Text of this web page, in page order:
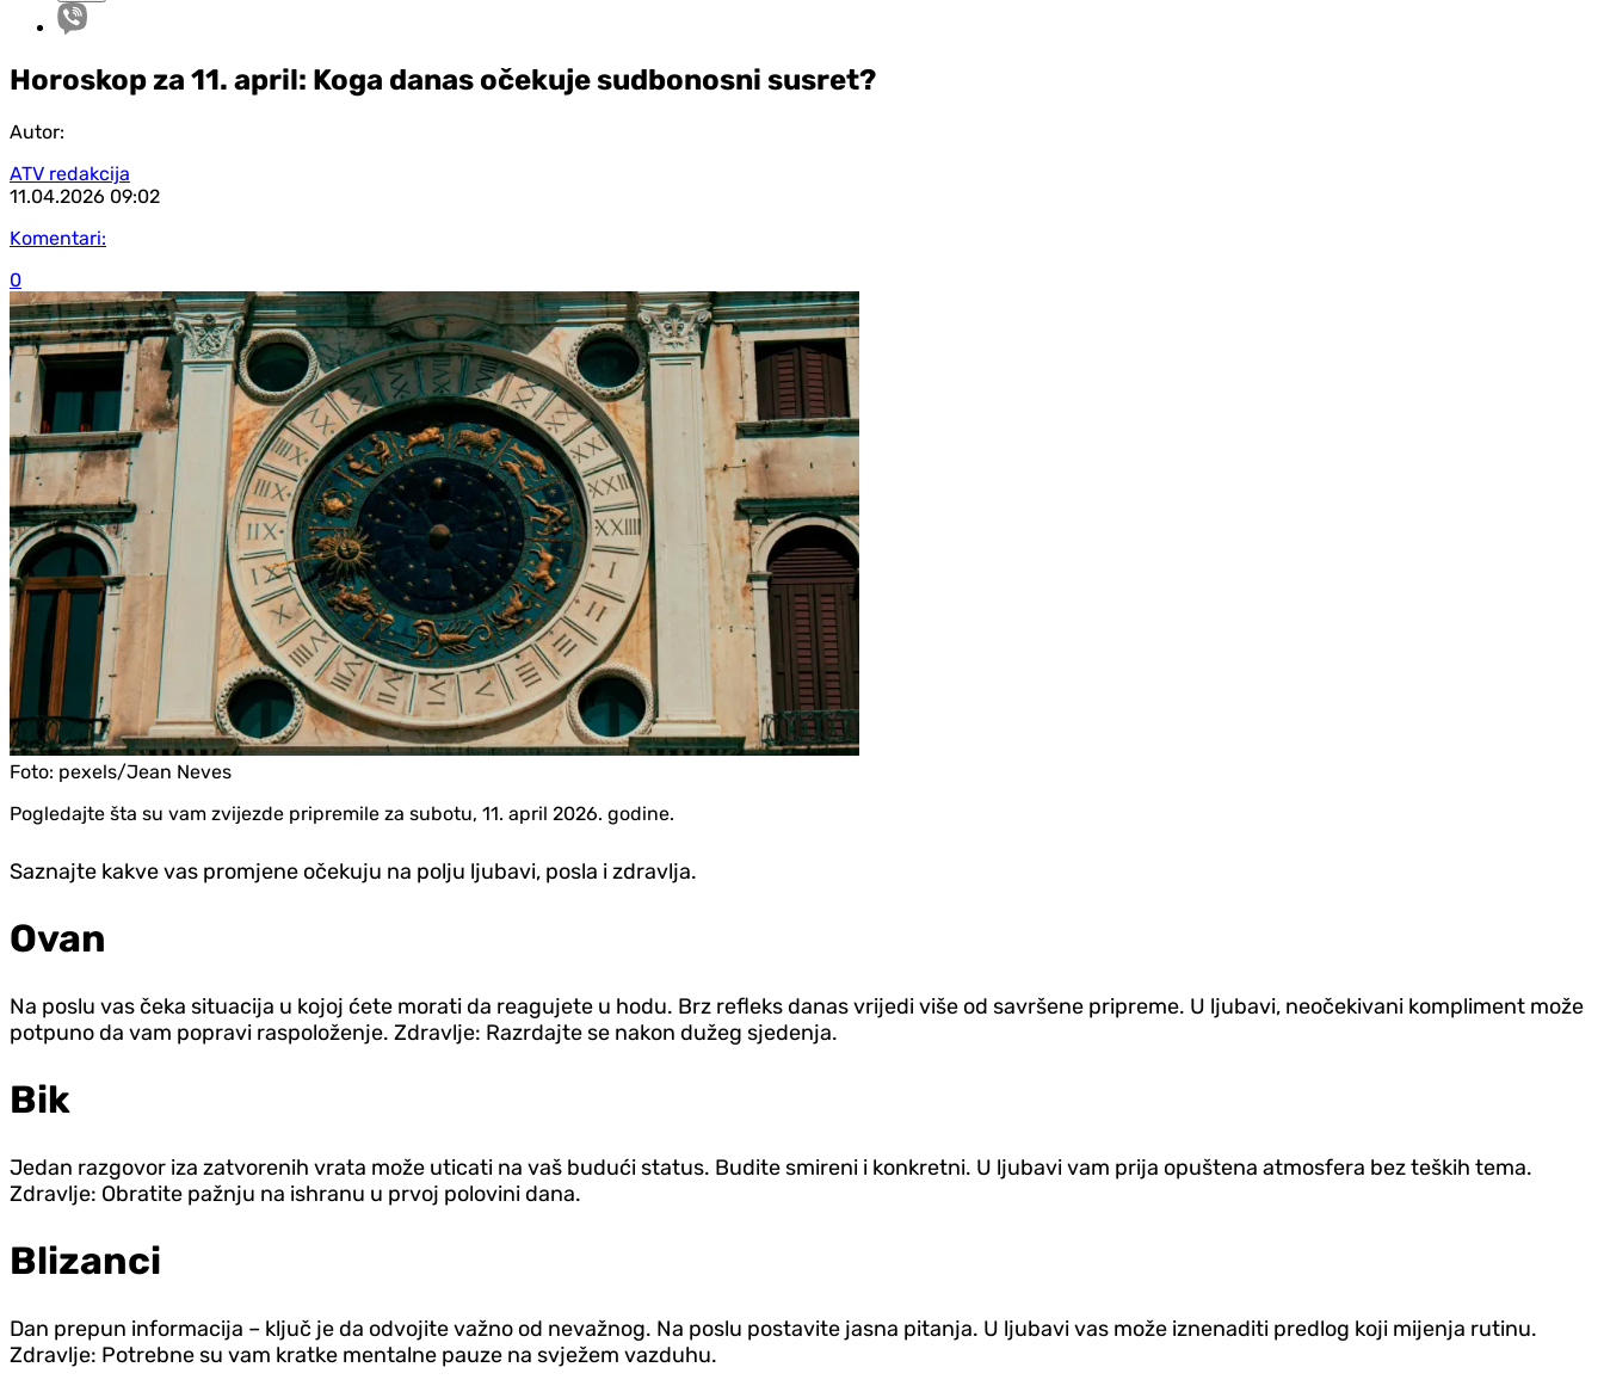
Horoskop za 11. april: Koga danas očekuje sudbonosni susret?
Autor:
ATV redakcija
11.04.2026 09:02
Komentari:
0
Foto: pexels/Jean Neves
Pogledajte šta su vam zvijezde pripremile za subotu, 11. april 2026. godine.
Saznajte kakve vas promjene očekuju na polju ljubavi, posla i zdravlja.
Ovan
Na poslu vas čeka situacija u kojoj ćete morati da reagujete u hodu. Brz refleks danas vrijedi više od savršene pripreme. U ljubavi, neočekivani kompliment može
potpuno da vam popravi raspoloženje. Zdravlje: Razrdajte se nakon dužeg sjedenja.
Bik
Jedan razgovor iza zatvorenih vrata može uticati na vaš budući status. Budite smireni i konkretni. U ljubavi vam prija opuštena atmosfera bez teških tema.
Zdravlje: Obratite pažnju na ishranu u prvoj polovini dana.
Blizanci
Dan prepun informacija – ključ je da odvojite važno od nevažnog. Na poslu postavite jasna pitanja. U ljubavi vas može iznenaditi predlog koji mijenja rutinu.
Zdravlje: Potrebne su vam kratke mentalne pauze na svježem vazduhu.